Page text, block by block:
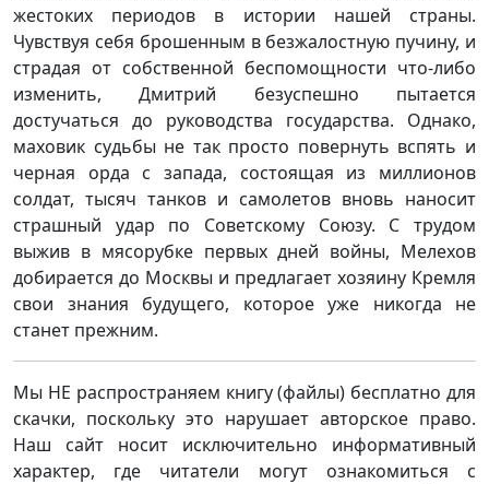
жестоких периодов в истории нашей страны.
Чувствуя себя брошенным в безжалостную пучину, и
страдая от собственной беспомощности что-либо
изменить, Дмитрий безуспешно пытается
достучаться до руководства государства. Однако,
маховик судьбы не так просто повернуть вспять и
черная орда с запада, состоящая из миллионов
солдат, тысяч танков и самолетов вновь наносит
страшный удар по Советскому Союзу. С трудом
выжив в мясорубке первых дней войны, Мелехов
добирается до Москвы и предлагает хозяину Кремля
свои знания будущего, которое уже никогда не
станет прежним.
Мы НЕ распространяем книгу (файлы) бесплатно для
скачки, поскольку это нарушает авторское право.
Наш сайт носит исключительно информативный
характер, где читатели могут ознакомиться с